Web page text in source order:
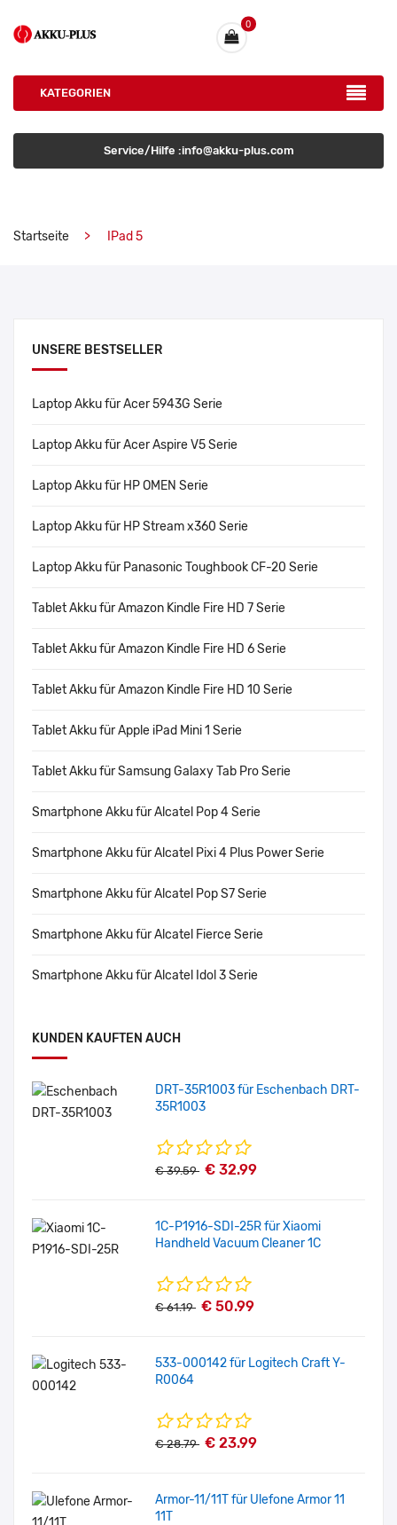
0
KATEGORIEN
Service/Hilfe :info@akku-plus.com
Startseite IPad 5
UNSERE BESTSELLER
Laptop Akku für Acer 5943G Serie
Laptop Akku für Acer Aspire V5 Serie
Laptop Akku für HP OMEN Serie
Laptop Akku für HP Stream x360 Serie
Laptop Akku für Panasonic Toughbook CF-20 Serie
Tablet Akku für Amazon Kindle Fire HD 7 Serie
Tablet Akku für Amazon Kindle Fire HD 6 Serie
Tablet Akku für Amazon Kindle Fire HD 10 Serie
Tablet Akku für Apple iPad Mini 1 Serie
Tablet Akku für Samsung Galaxy Tab Pro Serie
Smartphone Akku für Alcatel Pop 4 Serie
Smartphone Akku für Alcatel Pixi 4 Plus Power Serie
Smartphone Akku für Alcatel Pop S7 Serie
Smartphone Akku für Alcatel Fierce Serie
Smartphone Akku für Alcatel Idol 3 Serie
KUNDEN KAUFTEN AUCH
DRT-35R1003 für Eschenbach DRT-
35R1003
€ 39.59 € 32.99
1C-P1916-SDI-25R für Xiaomi
Handheld Vacuum Cleaner 1C
€ 61.19 € 50.99
533-000142 für Logitech Craft Y-
R0064
€ 28.79 € 23.99
Armor-11/11T für Ulefone Armor 11
11T